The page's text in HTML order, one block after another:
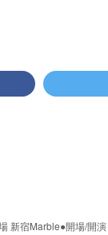
新宿Marble●開場/開